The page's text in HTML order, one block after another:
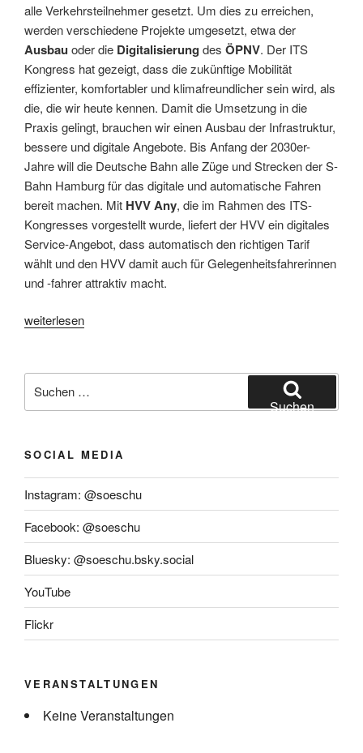
alle Verkehrsteilnehmer gesetzt. Um dies zu erreichen,
werden verschiedene Projekte umgesetzt, etwa der
Ausbau oder die Digitalisierung des ÖPNV. Der ITS
Kongress hat gezeigt, dass die zukünftige Mobilität
effizienter, komfortabler und klimafreundlicher sein wird, als
die, die wir heute kennen. Damit die Umsetzung in die
Praxis gelingt, brauchen wir einen Ausbau der Infrastruktur,
bessere und digitale Angebote. Bis Anfang der 2030er-
Jahre will die Deutsche Bahn alle Züge und Strecken der S-
Bahn Hamburg für das digitale und automatische Fahren
bereit machen. Mit HVV Any, die im Rahmen des ITS-
Kongresses vorgestellt wurde, liefert der HVV ein digitales
Service-Angebot, dass automatisch den richtigen Tarif
wählt und den HVV damit auch für Gelegenheitsfahrerinnen
und -fahrer attraktiv macht.
„Mehr
öffentlicher
Nachverkehr“
weiterlesen
nach:
Suchen
SOCIAL MEDIA
Instagram: @soeschu
Facebook: @soeschu
Bluesky: @soeschu.bsky.social
YouTube
Flickr
VERANSTALTUNGEN
Keine Veranstaltungen